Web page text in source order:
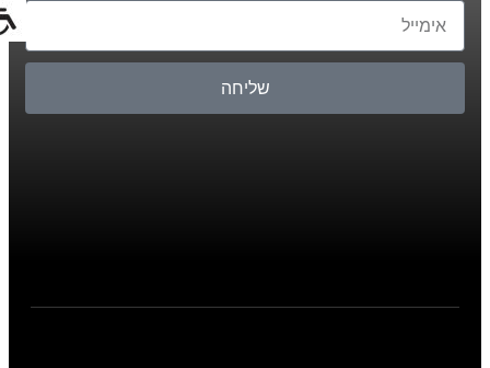
שליחה